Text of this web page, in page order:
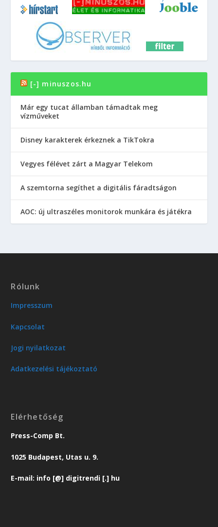
[-] minuszos.hu
Már egy tucat államban támadtak meg
vízműveket
Disney karakterek érkeznek a TikTokra
Vegyes félévet zárt a Magyar Telekom
A szemtorna segíthet a digitális fáradtságon
AOC: új ultraszéles monitorok munkára és játékra
Rólunk
Impresszum
Kapcsolat
Jogi nyilatkozat
Adatkezelési tájékoztató
Elérhetőség
Press-Comp Bt.
1025 Budapest, Utas u. 9.
E-mail: info [@] digitrendi [.] hu